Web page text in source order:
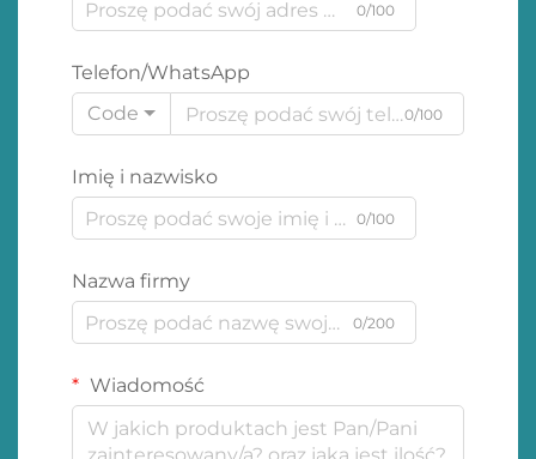
0/100
Telefon/WhatsApp
Code
0/100
Imię i nazwisko
0/100
Nazwa firmy
0/200
Wiadomość